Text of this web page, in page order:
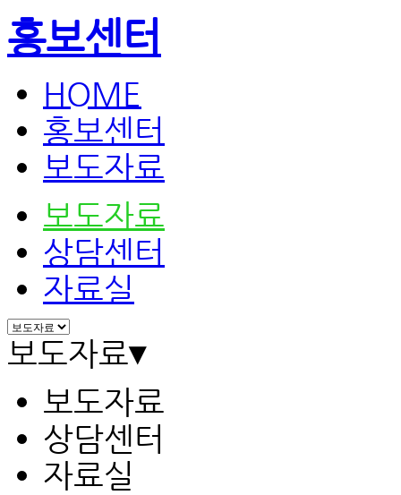
홍보센터
HOME
홍보센터
보도자료
보도자료
상담센터
자료실
보도자료▾
보도자료
상담센터
자료실